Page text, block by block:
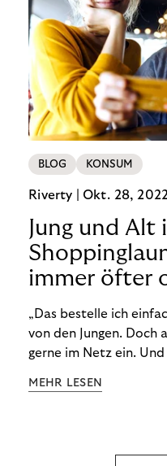
tackle.
BLOG KONSUM
Riverty | Okt. 28, 2022
Jung und Alt
immer öfter
„Das bestelle ich
von den Jungen. Doch
gerne im Netz ein. Und
von der Generation Z.
MEHR LESEN